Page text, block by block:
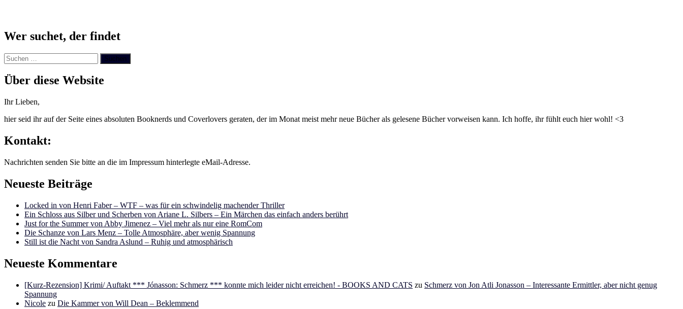
Wer suchet, der findet
Suchen
nach:
Über diese Website
Ihr Lieben,
hier seid ihr auf der Seite eines absoluten Booknerds und Coverlovers geraten, der im Monat meist mehr neue Bücher als gelesene Bücher vorweisen kann. Ich hoffe, ihr fühlt euch hier wohl! <3
Kontakt:
Nachrichten senden Sie bitte an die im Impressum hinterlegte eMail-Adresse.
Neueste Beiträge
Locked in von Henri Faber – WTF – was für ein schwindelig machender Thriller
Ein Schloss aus Silber und Scherben von Ariane L. Silbers – Ein Märchen das einfach anders berührt
Just for the Summer von Abby Jimenez – Viel mehr als nur eine RomCom
Die Schanze von Lars Menz – Tolle Atmosphäre, aber wenig Spannung
Still ist die Nacht von Sandra Aslund – Ruhig und atmosphärisch
Neueste Kommentare
[Kurz-Rezension] Krimi/ Auftakt *** Jónasson: Schmerz *** konnte mich leider nicht erreichen! - BOOKS AND CATS zu Schmerz von Jon Atli Jonasson – Interessante Ermittler, aber nicht genug
Spannung
Nicole zu Die Kammer von Will Dean – Beklemmend